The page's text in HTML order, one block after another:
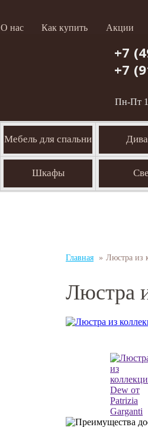
О нас Как купить Акции
Пн-Пт
+7
+7
Мебель для спальни
Шкафы
Главная » Люстра из
Люстра